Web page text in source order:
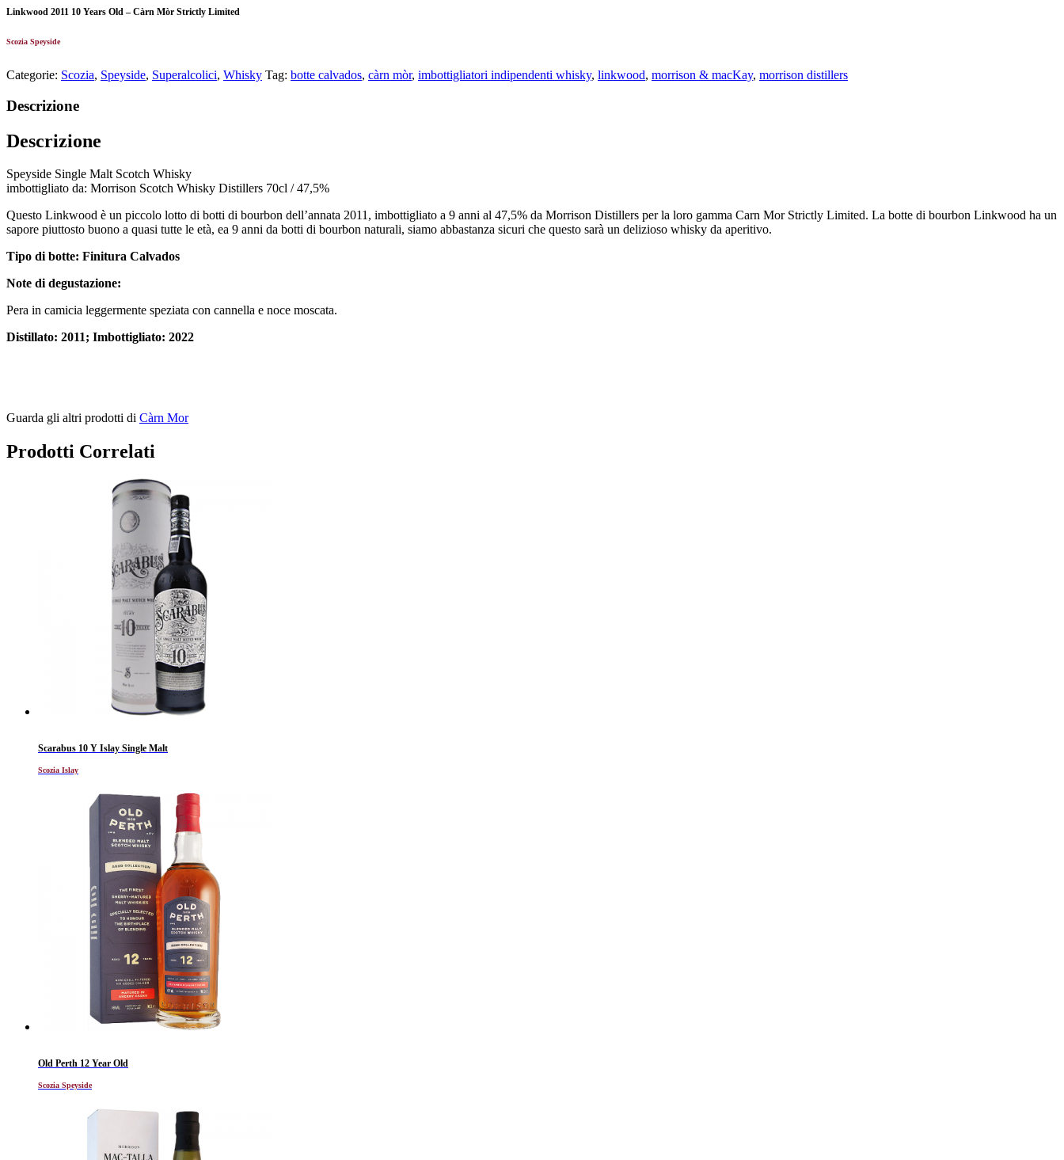
Linkwood 2011 10 Years Old – Càrn Mòr Strictly Limited
Scozia Speyside
Categorie: Scozia, Speyside, Superalcolici, Whisky Tag: botte calvados, càrn mòr, imbottigliatori indipendenti whisky, linkwood, morrison & macKay, morrison distillers
Descrizione
Descrizione
Speyside Single Malt Scotch Whisky
imbottigliato da: Morrison Scotch Whisky Distillers 70cl / 47,5%
Questo Linkwood è un piccolo lotto di botti di bourbon dell’annata 2011, imbottigliato a 9 anni al 47,5% da Morrison Distillers per la loro gamma Carn Mor Strictly Limited. La botte di bourbon Linkwood ha un
sapore piuttosto buono a quasi tutte le età, ea 9 anni da botti di bourbon naturali, siamo abbastanza sicuri che questo sarà un delizioso whisky da aperitivo.
Tipo di botte: Finitura Calvados
Note di degustazione:
Pera in camicia leggermente speziata con cannella e noce moscata.
Distillato: 2011; Imbottigliato: 2022
Guarda gli altri prodotti di Càrn Mor
Prodotti Correlati
Scarabus 10 Y Islay Single Malt
Scozia Islay
Old Perth 12 Year Old
Scozia Speyside